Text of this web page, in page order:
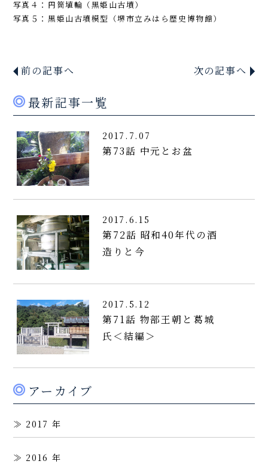
写真４：円筒埴輪（黒姫山古墳）
写真５：黒姫山古墳模型（堺市立みはら歴史博物館）
前の記事へ 次の記事へ
最新記事一覧
2017.7.07
第73話 中元とお盆
2017.6.15
第72話 昭和40年代の酒
造りと今
2017.5.12
第71話 物部王朝と葛城
氏＜結編＞
アーカイブ
2017
2016